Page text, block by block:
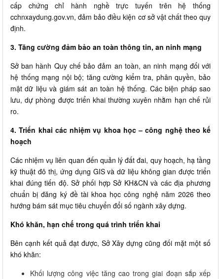
cấp chứng chỉ hành nghề trực tuyến trên hệ thống
cchnxaydung.gov.vn, đảm bảo điều kiện cơ sở vật chất theo quy
định.
3. Tăng cường đảm bảo an toàn thông tin, an ninh mạng
Sở ban hành Quy chế bảo đảm an toàn, an ninh mạng đối với
hệ thống mạng nội bộ; tăng cường kiểm tra, phân quyền, bảo
mật dữ liệu và giám sát an toàn hệ thống. Các biện pháp sao
lưu, dự phòng được triển khai thường xuyên nhằm hạn chế rủi
ro.
4. Triển khai các nhiệm vụ khoa học – công nghệ theo kế
hoạch
Các nhiệm vụ liên quan đến quản lý đất đai, quy hoạch, hạ tầng
kỹ thuật đô thị, ứng dụng GIS và dữ liệu không gian được triển
khai đúng tiến độ. Sở phối hợp Sở KH&CN và các địa phương
chuẩn bị đăng ký đề tài khoa học công nghệ năm 2026 theo
hướng bám sát mục tiêu chuyển đổi số ngành xây dựng.
Khó khăn, hạn chế trong quá trình triển khai
Bên cạnh kết quả đạt được, Sở Xây dựng cũng đối mặt một số
khó khăn:
Khối lượng công việc tăng cao trong giai đoạn sắp xếp